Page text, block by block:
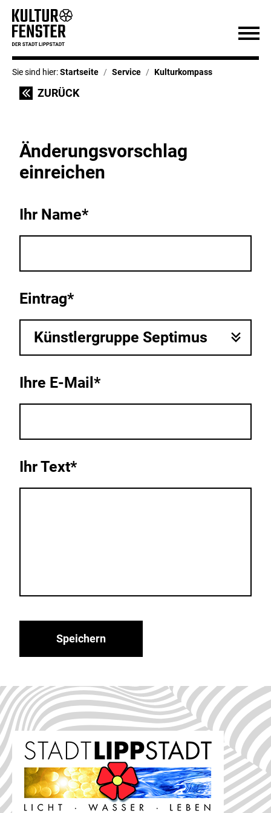
Sie sind hier:Startseite Service Kulturkompass
ZURÜCK
Änderungsvorschlag
einreichen
Ihr Name*
Eintrag*
Künstlergruppe Septimus
Ihre E-Mail*
Ihr Text*